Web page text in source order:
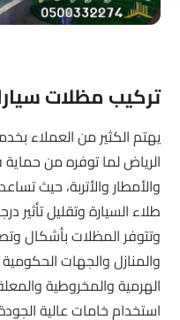
تركيب مظلات
يهتم الكثير من العملاء
الرياض لما توفره من
والأمطار والأتربة، حيث
طلاء السيارة وتقليل تأثير
وتتوفر المظلات بأشكال
والمنازل والجهات
الهرمية والمخروطية